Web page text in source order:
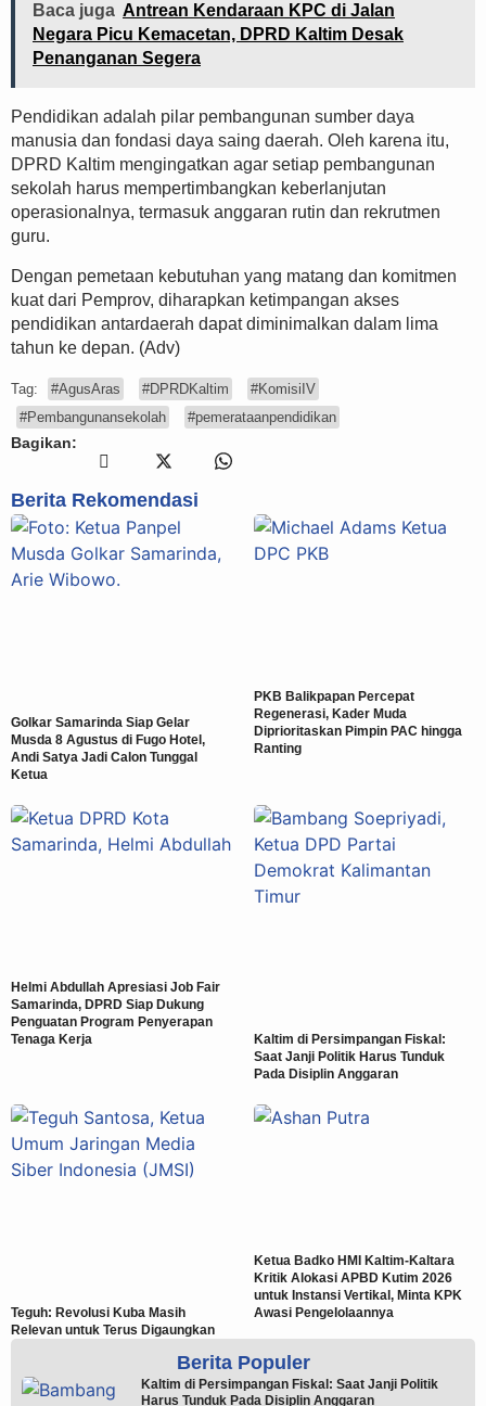
Baca juga Antrean Kendaraan KPC di Jalan
Negara Picu Kemacetan, DPRD Kaltim Desak
Penanganan Segera
Pendidikan adalah pilar pembangunan sumber daya
manusia dan fondasi daya saing daerah. Oleh karena itu,
DPRD Kaltim mengingatkan agar setiap pembangunan
sekolah harus mempertimbangkan keberlanjutan
operasionalnya, termasuk anggaran rutin dan rekrutmen
guru.
Dengan pemetaan kebutuhan yang matang dan komitmen
kuat dari Pemprov, diharapkan ketimpangan akses
pendidikan antardaerah dapat diminimalkan dalam lima
tahun ke depan. (Adv)
Tag: #AgusAras #DPRDKaltim
#KomisiIV
#Pembangunansekolah
#pemerataanpendidikan
Bagikan:
Berita Rekomendasi
Golkar Samarinda Siap Gelar
Musda 8 Agustus di Fugo Hotel,
Andi Satya Jadi Calon Tunggal
Ketua
PKB Balikpapan Percepat
Regenerasi, Kader Muda
Diprioritaskan Pimpin PAC hingga
Ranting
Helmi Abdullah Apresiasi Job Fair
Samarinda, DPRD Siap Dukung
Penguatan Program Penyerapan
Tenaga Kerja
Kaltim di Persimpangan Fiskal:
Saat Janji Politik Harus Tunduk
Pada Disiplin Anggaran
Teguh: Revolusi Kuba Masih
Relevan untuk Terus Digaungkan
Ketua Badko HMI Kaltim-Kaltara
Kritik Alokasi APBD Kutim 2026
untuk Instansi Vertikal, Minta KPK
Awasi Pengelolaannya
Berita Populer
Kaltim di Persimpangan Fiskal: Saat Janji Politik
Harus Tunduk Pada Disiplin Anggaran